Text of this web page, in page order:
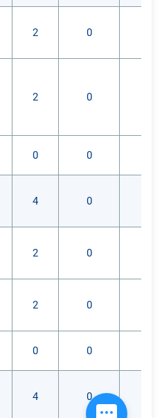
2 0
2 0
0 0
4 0
2 0
2 0
0 0
4 0